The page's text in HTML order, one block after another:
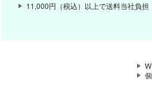
11,000円（税込）以上で送料当社負担